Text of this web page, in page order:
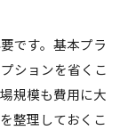
です。基本プラ
ションを省くこ
規模も費用に大
整理しておくこ